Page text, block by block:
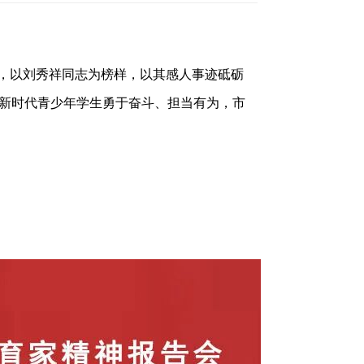
刘秀祥同志为榜样，以其感人事迹砥砺
时代青少年学生勇于奋斗、担当有为，市